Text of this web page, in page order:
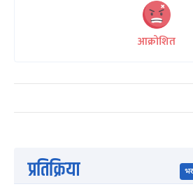
आक्रोशित
प्रतिक्रिया